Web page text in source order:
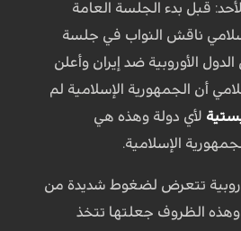
قبل بدء الجلسة العامة
ناقش النواب في جلسة
الأوروبية ضد إيران وأعلن
أن الجمهورية الإسلامية لم
لأي دولة وهذه هي
الإسلامية.
تتعرض لضغوط شديدة من
وهذه الظروف جعلتها تتخذ